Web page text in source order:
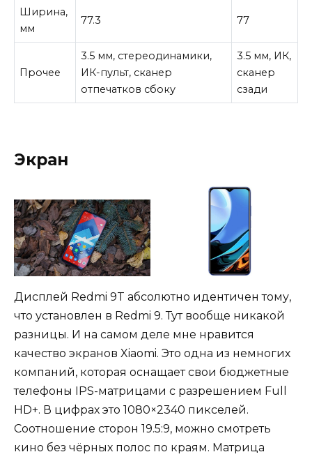
Ширина,
мм
77.3 77
Прочее
3.5 мм, стереодинамики,
ИК-пульт, сканер
отпечатков сбоку
3.5 мм, ИК,
сканер
сзади
Экран
Дисплей Redmi 9T абсолютно идентичен тому,
что установлен в Redmi 9. Тут вообще никакой
разницы. И на самом деле мне нравится
качество экранов Xiaomi. Это одна из немногих
компаний, которая оснащает свои бюджетные
телефоны IPS-матрицами с разрешением Full
HD+. В цифрах это 1080×2340 пикселей.
Соотношение сторон 19.5:9, можно смотреть
кино без чёрных полос по краям. Матрица